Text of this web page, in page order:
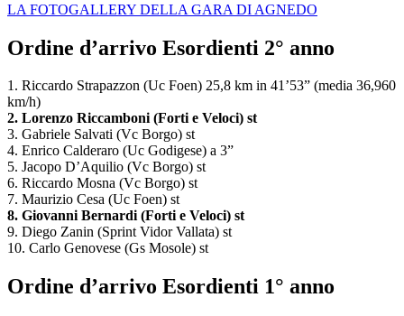
LA FOTOGALLERY DELLA GARA DI AGNEDO
Ordine d’arrivo Esordienti 2° anno
1. Riccardo Strapazzon (Uc Foen) 25,8 km in 41’53” (media 36,960
km/h)
2. Lorenzo Riccamboni (Forti e Veloci) st
3. Gabriele Salvati (Vc Borgo) st
4. Enrico Calderaro (Uc Godigese) a 3”
5. Jacopo D’Aquilio (Vc Borgo) st
6. Riccardo Mosna (Vc Borgo) st
7. Maurizio Cesa (Uc Foen) st
8. Giovanni Bernardi (Forti e Veloci) st
9. Diego Zanin (Sprint Vidor Vallata) st
10. Carlo Genovese (Gs Mosole) st
Ordine d’arrivo Esordienti 1° anno